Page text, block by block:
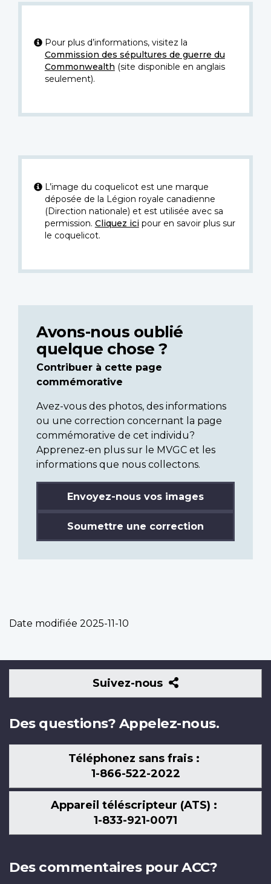
Pour plus d’informations, visitez la
Commission des sépultures de guerre du
Commonwealth (site disponible en anglais
seulement).
L’image du coquelicot est une marque
déposée de la Légion royale canadienne
(Direction nationale) et est utilisée avec sa
permission. Cliquez icipour en savoir plus sur
le coquelicot.
Avons-nous oublié
quelque chose ?
Contribuer à cette page
commémorative
Avez-vous des photos, des informations
ou une correction concernant la page
commémorative de cet individu?
Apprenez-en plus sur le MVGC et les
informations que nous collectons.
Envoyez-nous vos images
Soumettre une correction
Date modifiée 2025-11-10
Suivez-nous
Suivez-
nous
Des questions? Appelez-nous.
Téléphonez sans frais :
1-866-522-2022
Appareil téléscripteur (ATS) :
1-833-921-0071
Des commentaires pour ACC?